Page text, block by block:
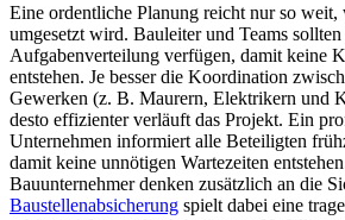
Eine ordentliche Planung reicht nur so
umgesetzt wird. Bauleiter und Teams
Aufgabenverteilung verfügen, damit keine
entstehen. Je besser die Koordination
Gewerken (z. B. Maurern, Elektrikern und
desto effizienter verläuft das Projekt. Ein
Unternehmen informiert alle Beteiligten
damit keine unnötigen Wartezeiten
Bauunternehmer denken zusätzlich an die
Baustellenabsicherung spielt dabei eine